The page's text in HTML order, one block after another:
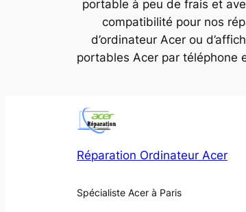
portable à peu de frais et
compatibilité pour nos
d’ordinateur Acer ou
portables Acer par téléphone
Réparation Ordinateur Acer
Spécialiste Acer à Paris